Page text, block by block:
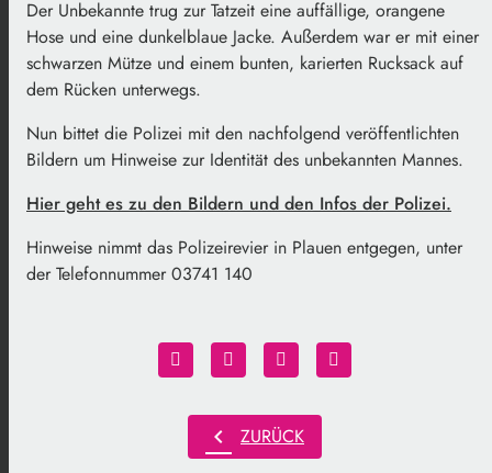
Der Unbekannte trug zur Tatzeit eine auffällige, orangene
Hose und eine dunkelblaue Jacke. Außerdem war er mit einer
schwarzen Mütze und einem bunten, karierten Rucksack auf
dem Rücken unterwegs.
Nun bittet die Polizei mit den nachfolgend veröffentlichten
Bildern um Hinweise zur Identität des unbekannten Mannes.
Hier geht es zu den Bildern und den Infos der Polizei.
Hinweise nimmt das Polizeirevier in Plauen entgegen, unter
der Telefonnummer 03741 140
chevron_left ZURÜCK